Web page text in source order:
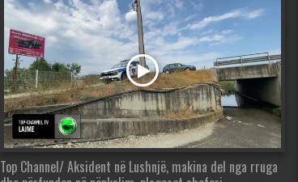
Top Channel/ Aksident në Lushnjë, makina del nga rruga